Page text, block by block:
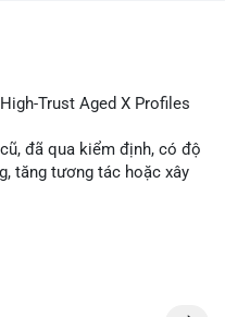
Trust Aged X Profiles
đã qua kiểm định, có độ
tăng tương tác hoặc xây
khóa